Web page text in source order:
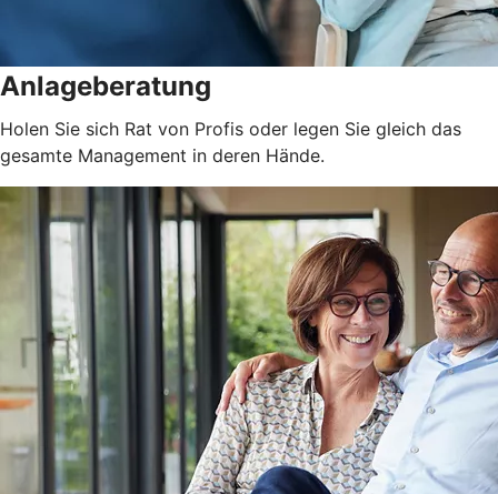
Anlageberatung
Holen Sie sich Rat von Profis oder legen Sie gleich das
gesamte Management in deren Hände.